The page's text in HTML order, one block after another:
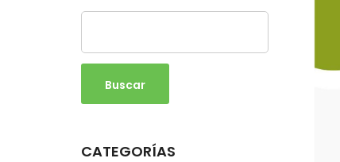
CATEGORÍAS